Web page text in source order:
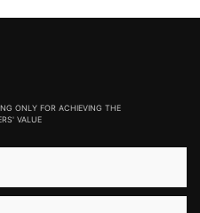
ONLY FOR ACHIEVING THE
VALUE